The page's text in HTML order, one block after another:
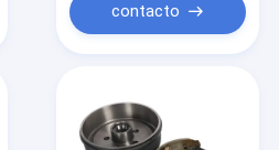
contacto